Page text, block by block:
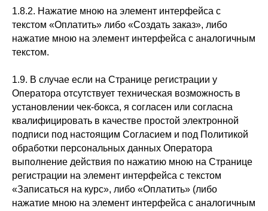
1.8.2. Нажатие мною на элемент интерфейса с
текстом «Оплатить» либо «Создать заказ», либо
нажатие мною на элемент интерфейса с аналогичным
текстом.
1.9. В случае если на Странице регистрации у
Оператора отсутствует техническая возможность в
установлении чек-бокса, я согласен или согласна
квалифицировать в качестве простой электронной
подписи под настоящим Согласием и под Политикой
обработки персональных данных Оператора
выполнение действия по нажатию мною на Странице
регистрации на элемент интерфейса с текстом
«Записаться на курс», либо «Оплатить» (либо
нажатие мною на элемент интерфейса с аналогичным